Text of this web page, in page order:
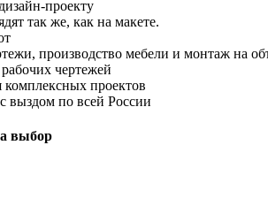
проекту
так же, как на макете.
производство мебели и монтаж на
чертежей
комплексных проектов
выздом по всей России
выбор